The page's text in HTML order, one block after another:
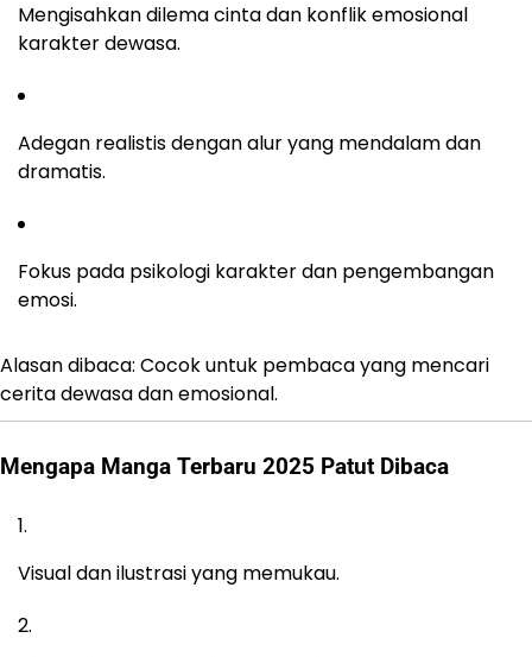
Mengisahkan dilema cinta dan konflik emosional
karakter dewasa.
Adegan realistis dengan alur yang mendalam dan
dramatis.
Fokus pada psikologi karakter dan pengembangan
emosi.
Alasan dibaca: Cocok untuk pembaca yang mencari
cerita dewasa dan emosional.
Mengapa Manga Terbaru 2025 Patut Dibaca
Visual dan ilustrasi yang memukau.